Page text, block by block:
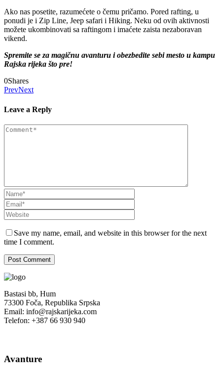
Ako nas posetite, razumećete o čemu pričamo. Pored rafting, u
ponudi je i Zip Line, Jeep safari i Hiking. Neku od ovih aktivnosti
možete ukombinovati sa raftingom i imaćete zaista nezaboravan
vikend.
Spremite se za magičnu avanturu i obezbedite sebi mesto u kampu
Rajska rijeka što pre!
0Shares
PrevNext
Leave a Reply
Save my name, email, and website in this browser for the next
time I comment.
Bastasi bb, Hum
73300 Foča, Republika Srpska
Email: info@rajskarijeka.com
Telefon: +387 66 930 940
Avanture